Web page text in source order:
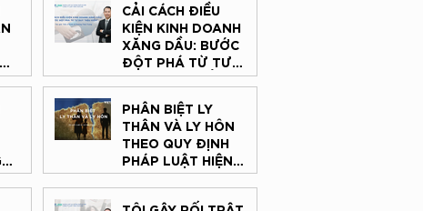
CẢI CÁCH ĐIỀU
KIỆN KINH DOANH
XĂNG DẦU: BƯỚC
ĐỘT PHÁ TỪ TƯ
DUY “HẬU KIỂM”
PHÂN BIỆT LY
THÂN VÀ LY HÔN
THEO QUY ĐỊNH
PHÁP LUẬT HIỆN
HÀNH